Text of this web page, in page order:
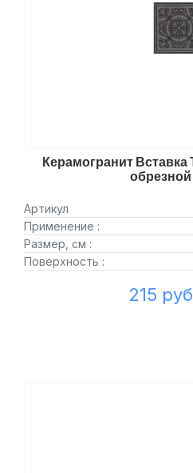
Керамогранит
обрезной
Артикул
Применение :
Размер, см :
Поверхность :
215